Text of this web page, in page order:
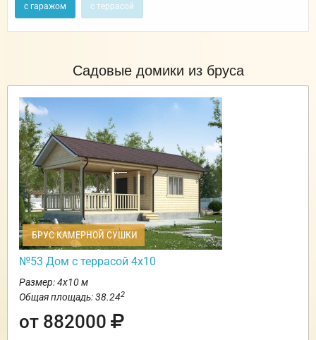
с гаражом с террасой
Садовые домики из бруса
БРУС КАМЕРНОЙ СУШКИ
№53 Дом с террасой 4х10
Размер: 4х10 м
Общая площадь: 38.242
от 882000